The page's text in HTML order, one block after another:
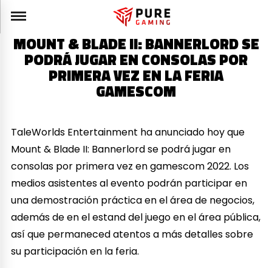
MOUNT & BLADE II: BANNERLORD SE
PODRÁ JUGAR EN CONSOLAS POR
PRIMERA VEZ EN LA FERIA
GAMESCOM
TaleWorlds Entertainment ha anunciado hoy que
Mount & Blade II: Bannerlord se podrá jugar en
consolas por primera vez en gamescom 2022. Los
medios asistentes al evento podrán participar en
una demostración práctica en el área de negocios,
además de en el estand del juego en el área pública,
así que permaneced atentos a más detalles sobre
su participación en la feria.